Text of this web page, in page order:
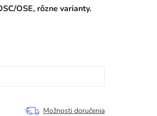
OSE, rôzne varianty.
Možnosti doručenia